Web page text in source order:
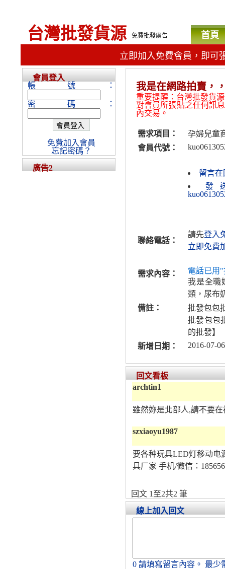
台灣批發貨源 免費批發廣告 首頁
立即加入免費會員，即可
我是在網路拍賣，
重要提醒：台灣批發貨
對會員所張貼之任何訊
內交易。
需求項目：
孕婦兒童
會員代號：
留言
發
聯絡電話：
請先登入
立即免費
需求內容：
電話已用
我是全職
類，尿布
備註：
批發包包
批發包包
的批發】
新增日期：
2016-07-
回文看板
archtin1
雖然妳是北部人,請不要
szxiaoyu1987
要各种玩具LED灯移动电
具厂家 手机/微信：
回文 1至2共2 筆
線上加入回文
0 請填寫留言內容。 最少
會員登入
帳號：
密碼：
免費加入會員
忘記密碼？
廣告2